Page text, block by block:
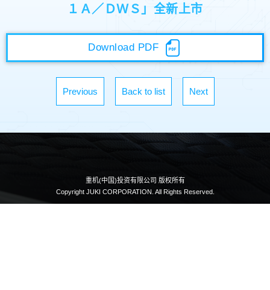
１Ａ／ＤＷＳ」全新上市
Download PDF
Previous Back to list Next
重机(中国)投资有限公司 版权所有
Copyright JUKI CORPORATION. All Rights Reserved.